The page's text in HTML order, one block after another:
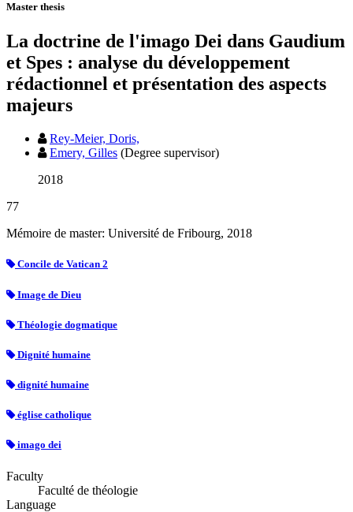
Master thesis
La doctrine de l'imago Dei dans Gaudium
et Spes : analyse du développement
rédactionnel et présentation des aspects
majeurs
Rey-Meier, Doris,
Emery, Gilles (Degree supervisor)
2018
77
Mémoire de master: Université de Fribourg, 2018
Concile de Vatican 2
Image de Dieu
Théologie dogmatique
Dignité humaine
dignité humaine
église catholique
imago dei
Faculty
Faculté de théologie
Language